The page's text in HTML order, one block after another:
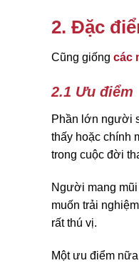
2. Đặc
Cũng giống các
2.1 Ưu điểm
Phần lớn người
thấy hoặc chính
trong cuộc đời
Người mang
muốn trải
rất thú vị.
Một ưu điểm